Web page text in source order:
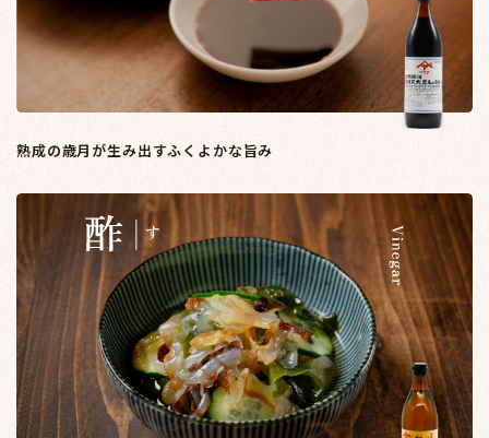
熟成の歳月が生み出すふくよかな旨み